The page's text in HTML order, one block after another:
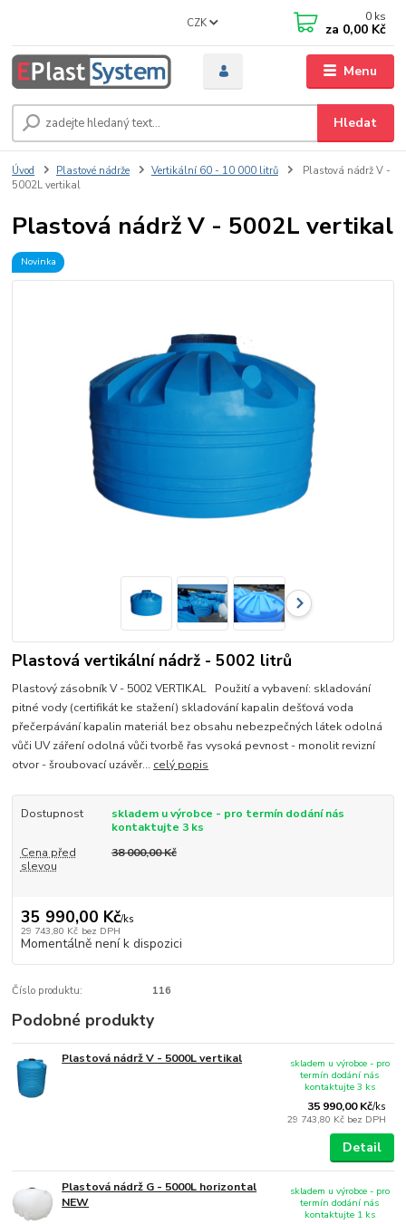
Menu
CZK
Hledat
0 ks
za 0,00 Kč
Úvod Plastové nádrže Vertikální 60 - 10 000 litrů
Plastová nádrž V -
5002L vertikal
Plastová nádrž V - 5002L vertikal
Novinka
Plastová vertikální nádrž - 5002 litrů
Plastový zásobník V - 5002 VERTIKAL Použití a vybavení: skladování
pitné vody (certifikát ke stažení) skladování kapalin dešťová voda
přečerpávání kapalin materiál bez obsahu nebezpečných látek odolná
vůči UV záření odolná vůči tvorbě řas vysoká pevnost - monolit revizní
otvor - šroubovací uzávěr... celý popis
Dostupnost
skladem u výrobce - pro termín dodání nás
kontaktujte 3 ks
Cena před
slevou
38 000,00 Kč
35 990,00 Kč/ks
29 743,80 Kč bez DPH
Momentálně není k dispozici
Číslo produktu: 116
Podobné produkty
Plastová nádrž V - 5000L vertikal
35 990,00 Kč/ks
29 743,80 Kč bez DPH
skladem u výrobce - pro
termín dodání nás
kontaktujte 3 ks
Detail
Plastová nádrž G - 5000L horizontal
NEW
skladem u výrobce - pro
termín dodání nás
kontaktujte 1 ks